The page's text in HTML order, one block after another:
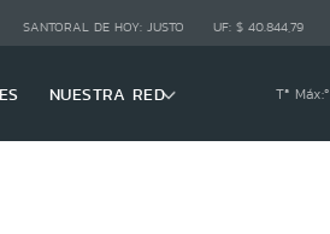
SANTORAL DE HOY: JUSTO UF: $ 40.844,79
NUESTRA RED Tª Máx:º